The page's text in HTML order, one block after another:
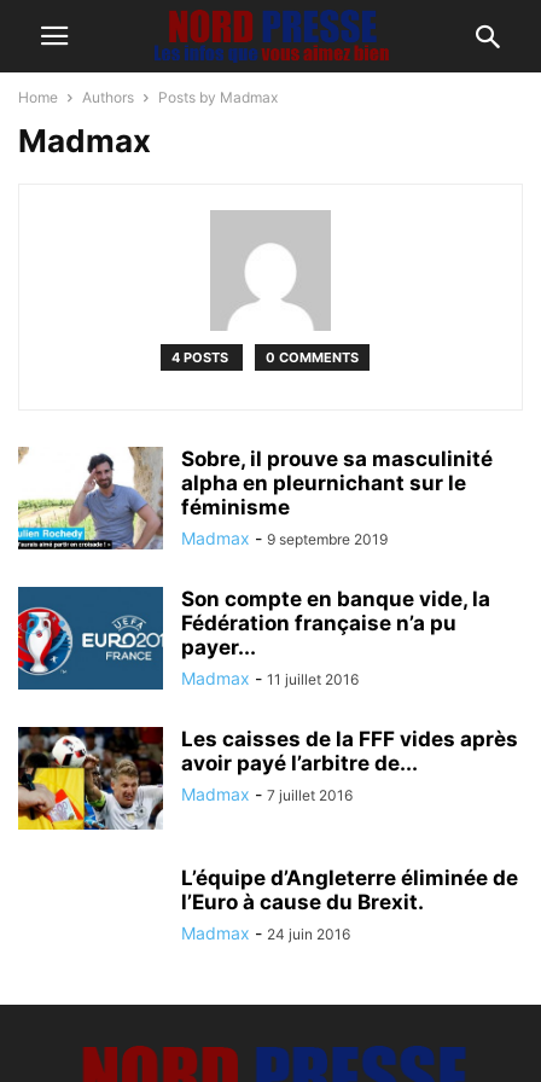
Home Authors Posts by Madmax
Madmax
4 POSTS 0 COMMENTS
Sobre, il prouve sa masculinité
alpha en pleurnichant sur le
féminisme
Madmax - 9 septembre 2019
Son compte en banque vide, la
Fédération française n’a pu
payer...
Madmax - 11 juillet 2016
Les caisses de la FFF vides après
avoir payé l’arbitre de...
Madmax - 7 juillet 2016
L’équipe d’Angleterre éliminée de
l’Euro à cause du Brexit.
Madmax - 24 juin 2016